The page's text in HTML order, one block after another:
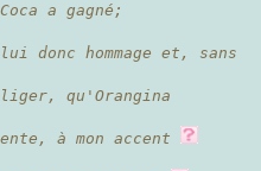
a gagné;
lui donc hommage et, sans
qu'Orangina
à mon accent